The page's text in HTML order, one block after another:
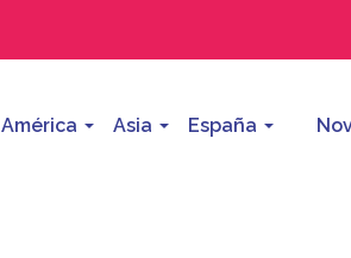
América Asia España